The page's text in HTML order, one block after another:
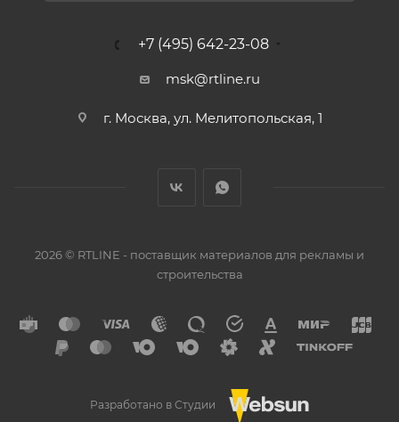
+7 (495) 642-23-08
msk@rtline.ru
г. Москва, ул. Мелитопольская, 1
2026 © RTLINE - поставщик материалов для рекламы и
строительства
Разработано в Студии